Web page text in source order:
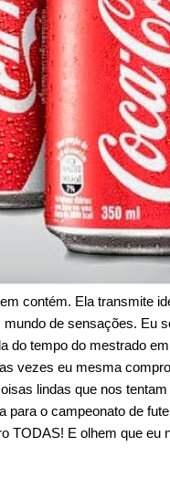
contém. Ela transmite
de sensações. Eu
do tempo do mestrado
vezes eu mesma
lindas que nos
o campeonato de
TODAS! E olhem que eu